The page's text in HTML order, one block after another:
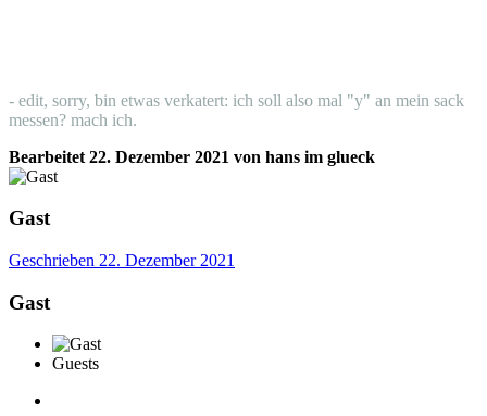
- edit, sorry, bin etwas verkatert: ich soll also mal "y" an mein sack
messen? mach ich.
Bearbeitet 22. Dezember 2021 von hans im glueck
Gast
Geschrieben 22. Dezember 2021
Gast
Guests